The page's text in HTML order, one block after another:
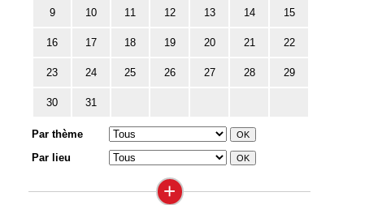
9 10 11 12 13 14 15
16 17 18 19 20 21 22
23 24 25 26 27 28 29
30 31
Par thème
Par lieu
+